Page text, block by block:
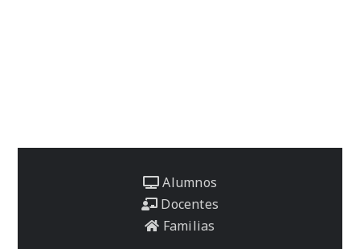
Alumnos
Docentes
Familias